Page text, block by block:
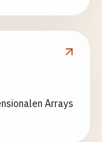
Arrays